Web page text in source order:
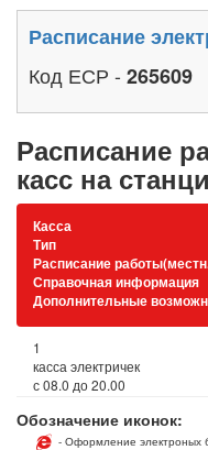
Расписание
Код ЕСР - 265609
Расписание
касс на
Касса
Тип
Расписание
Справочная информация
Дополнительные
1
касса электричек
с 08.0 до 20.00
Обозначение иконок:
- Оформление электроных